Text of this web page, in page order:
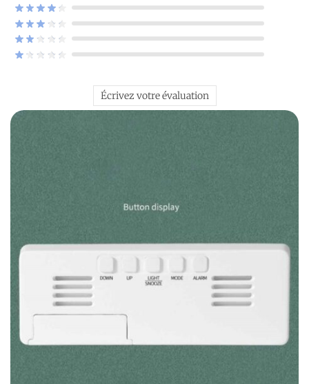
Écrivez votre évaluation